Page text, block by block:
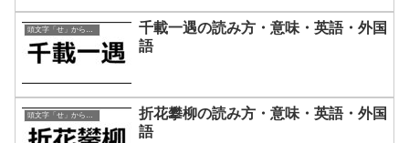
頭文字「せ」から始まる四字熟語
千載一遇の読み方・意味・英語・外国
語
折花攀柳の読み方・意味・英語・外国
語